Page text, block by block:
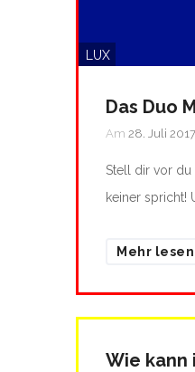
LUX
Das Duo
Am 28. Juli 2017
Stell dir vor du
keiner spricht!
Mehr
Wie kann